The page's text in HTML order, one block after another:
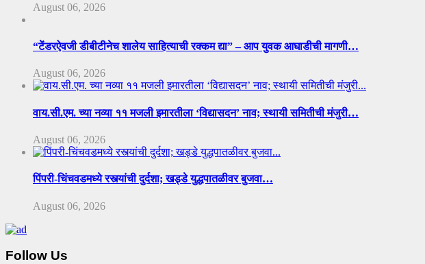
August 06, 2026
“टेंडरऐवजी डीबीटीनेच शालेय साहित्याची रक्कम द्या” – आप युवक आघाडीची मागणी…
August 06, 2026
वाय.सी.एम. च्या नव्या ११ मजली इमारतीला ‘विद्यासदन’ नाव; स्थायी समितीची मंजुरी…
August 06, 2026
पिंपरी-चिंचवडमध्ये रस्त्यांची दुर्दशा; खड्डे युद्धपातळीवर बुजवा…
August 06, 2026
Follow Us